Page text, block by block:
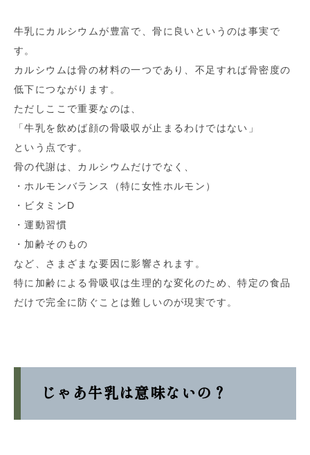
牛乳にカルシウムが豊富で、骨に良いというのは事実で
す。
カルシウムは骨の材料の一つであり、不足すれば骨密度の
低下につながります。
ただしここで重要なのは、
「牛乳を飲めば顔の骨吸収が止まるわけではない」
という点です。
骨の代謝は、カルシウムだけでなく、
・ホルモンバランス（特に女性ホルモン）
・ビタミンD
・運動習慣
・加齢そのもの
など、さまざまな要因に影響されます。
特に加齢による骨吸収は生理的な変化のため、特定の食品
だけで完全に防ぐことは難しいのが現実です。
じゃあ牛乳は意味ないの？